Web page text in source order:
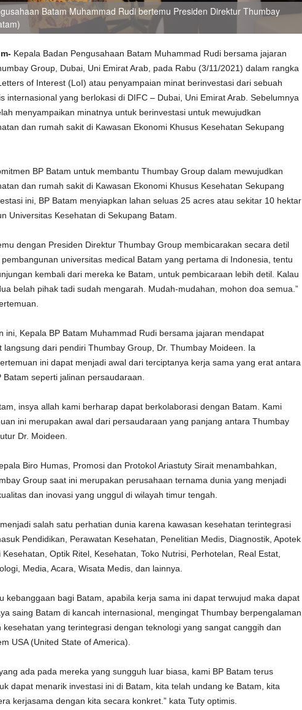
Batam Muhammad Rudi bertemu Presiden Direktur Thumbay
Kepala Badan Pengusahaan Batam Muhammad Rudi bersama jajaran
Group, Dubai, Uni Emirat Arab, pada Rabu (3/11/2021) dalam rangka
of Interest (LoI) atau penyampaian minat berinvestasi dari sebuah
internasional yang berlokasi di DIFC – Dubai, Uni Emirat Arab. Sebelumnya
menyampaikan minatnya untuk berinvestasi untuk mewujudkan
dan rumah sakit di Kawasan Ekonomi Khusus Kesehatan Sekupang
BP Batam untuk membantu Thumbay Group dalam mewujudkan
dan rumah sakit di Kawasan Ekonomi Khusus Kesehatan Sekupang
ini, BP Batam menyiapkan lahan seluas 25 acres atau sekitar 10 hektar
Universitas Kesehatan di Sekupang Batam.
dengan Presiden Direktur Thumbay Group membicarakan secara detil
universitas medical Batam yang pertama di Indonesia, tentu
kembali dari mereka ke Batam, untuk pembicaraan lebih detil. Kalau
belah pihak tadi sudah mengarah. Mudah-mudahan, mohon doa semua.”
ini, Kepala BP Batam Muhammad Rudi bersama jajaran mendapat
langsung dari pendiri Thumbay Group, Dr. Thumbay Moideen. Ia
ini dapat menjadi awal dari terciptanya kerja sama yang erat antara
seperti jalinan persaudaraan.
insya allah kami berharap dapat berkolaborasi dengan Batam. Kami
ini merupakan awal dari persaudaraan yang panjang antara Thumbay
Dr. Moideen.
Biro Humas, Promosi dan Protokol Ariastuty Sirait menambahkan,
Group saat ini merupakan perusahaan ternama dunia yang menjadi
dan inovasi yang unggul di wilayah timur tengah.
salah satu perhatian dunia karena kawasan kesehatan terintegrasi
Pendidikan, Perawatan Kesehatan, Penelitian Medis, Diagnostik, Apotek
Kesehatan, Optik Ritel, Kesehatan, Toko Nutrisi, Perhotelan, Real Estat,
Media, Acara, Wisata Medis, dan lainnya.
kebanggaan bagi Batam, apabila kerja sama ini dapat terwujud maka dapat
saing Batam di kancah internasional, mengingat Thumbay berpengalaman
kesehatan yang terintegrasi dengan teknologi yang sangat canggih dan
USA (United State of America).
ada pada mereka yang sungguh luar biasa, kami BP Batam terus
dapat menarik investasi ini di Batam, kita telah undang ke Batam, kita
kerjasama dengan kita secara konkret.” kata Tuty optimis.